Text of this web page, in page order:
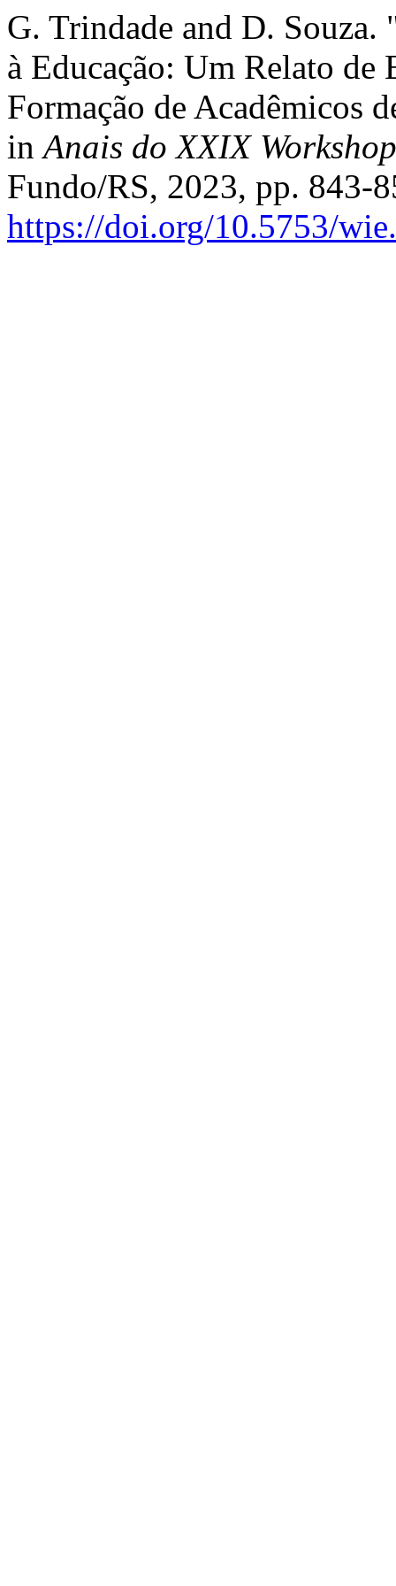
G. Trindade and D.
à Educação: Um Relato de
Formação de Acadêmicos
inAnais do XXIX
Fundo/RS, 2023, pp. 843-
https://doi.org/10.5753/